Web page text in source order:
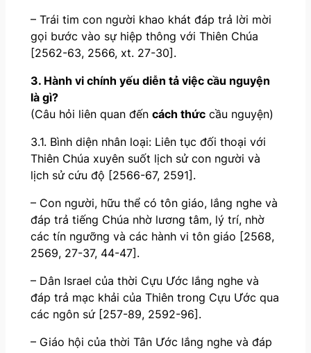
– Trái tim con người khao khát đáp trả lời mời
gọi bước vào sự hiệp thông với Thiên Chúa
[2562-63, 2566, xt. 27-30].
3. Hành vi chính yếu diễn tả việc cầu nguyện
là gì?
(Câu hỏi liên quan đến cách thứccầu nguyện)
3.1. Bình diện nhân loại: Liên tục đối thoại với
Thiên Chúa xuyên suốt lịch sử con người và
lịch sử cứu độ [2566-67, 2591].
– Con người, hữu thể có tôn giáo, lắng nghe và
đáp trả tiếng Chúa nhờ lương tâm, lý trí, nhờ
các tín ngưỡng và các hành vi tôn giáo [2568,
2569, 27-37, 44-47].
– Dân Israel của thời Cựu Ước lắng nghe và
đáp trả mạc khải của Thiên trong Cựu Ước qua
các ngôn sứ [257-89, 2592-96].
– Giáo hội của thời Tân Ước lắng nghe và đáp